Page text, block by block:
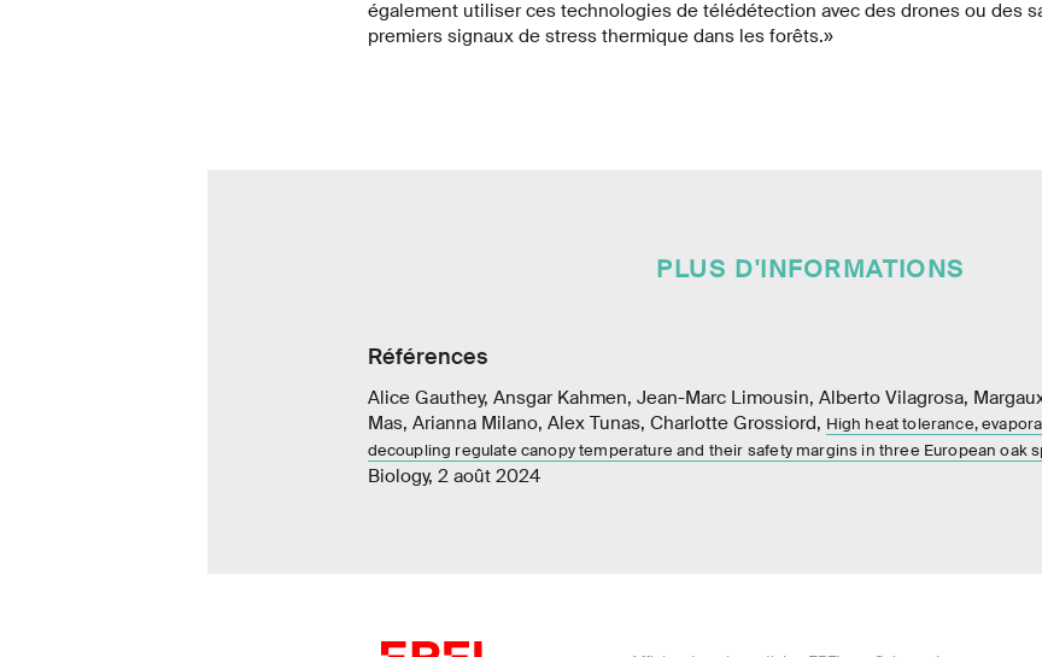
également utiliser ces technologies de télédétection avec des drones ou des
premiers signaux de stress thermique dans les forêts.»
PLUS D'INFORMATIONS
Références
Alice Gauthey, Ansgar Kahmen, Jean-Marc Limousin, Alberto Vilagrosa,
Mas, Arianna Milano, Alex Tunas, Charlotte Grossiord, High heat tolerance,
decoupling regulate canopy temperature and their safety margins in three European oak
Biology, 2 août 2024